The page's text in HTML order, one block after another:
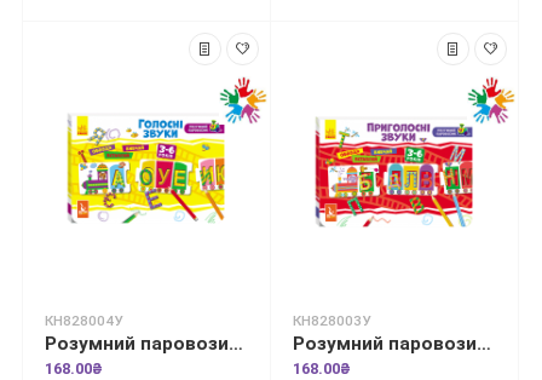
КН828004У
Розумний паровозик. 2+ Голосні звуки
168.00₴
КН828003У
Розумний паровозик. 2+ Приголосні звуки
168.00₴